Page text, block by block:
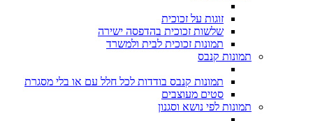
זוגות על זכוכית
שלשות זכוכית בהדפסה ישירה
תמונות זכוכית לבית ולמשרד
תמונות קנבס
תמונות קנבס בודדות לכל חלל עם או בלי מסגרת
סטים מעוצבים
תמונות לפי נושא וסגנון